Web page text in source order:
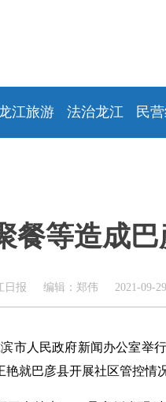
江旅游 法治龙江 民
餐等造成
日报 编辑：郑伟 2021-09-29
市人民政府新闻办公室举
就巴彦县开展社区管控情